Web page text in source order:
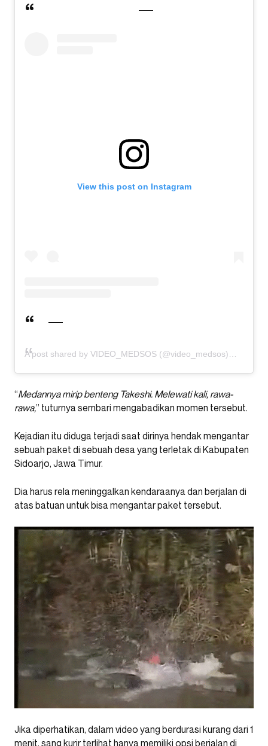
View this post on Instagram
A post shared by VIDEO_MEDSOS (@video_medsos)
“Medannya mirip benteng Takeshi. Melewati kali, rawa-
rawa,” tuturnya sembari mengabadikan momen tersebut.
Kejadian itu diduga terjadi saat dirinya hendak mengantar
sebuah paket di sebuah desa yang terletak di Kabupaten
Sidoarjo, Jawa Timur.
Dia harus rela meninggalkan kendaraanya dan berjalan di
atas batuan untuk bisa mengantar paket tersebut.
Jika diperhatikan, dalam video yang berdurasi kurang dari 1
menit, sang kurir terlihat hanya memiliki opsi berjalan di